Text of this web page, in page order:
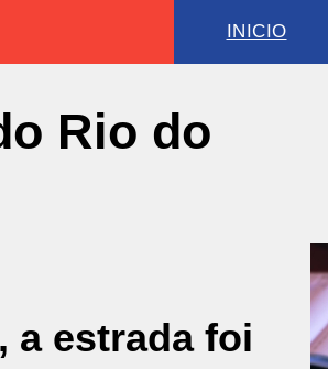
INICIO
Rio do
a estrada foi